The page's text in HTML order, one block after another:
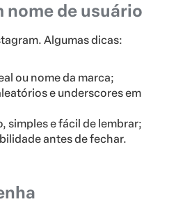
nome de usuário
Algumas dicas:
ou nome da marca;
e underscores em
simples e fácil de lembrar;
antes de fechar.